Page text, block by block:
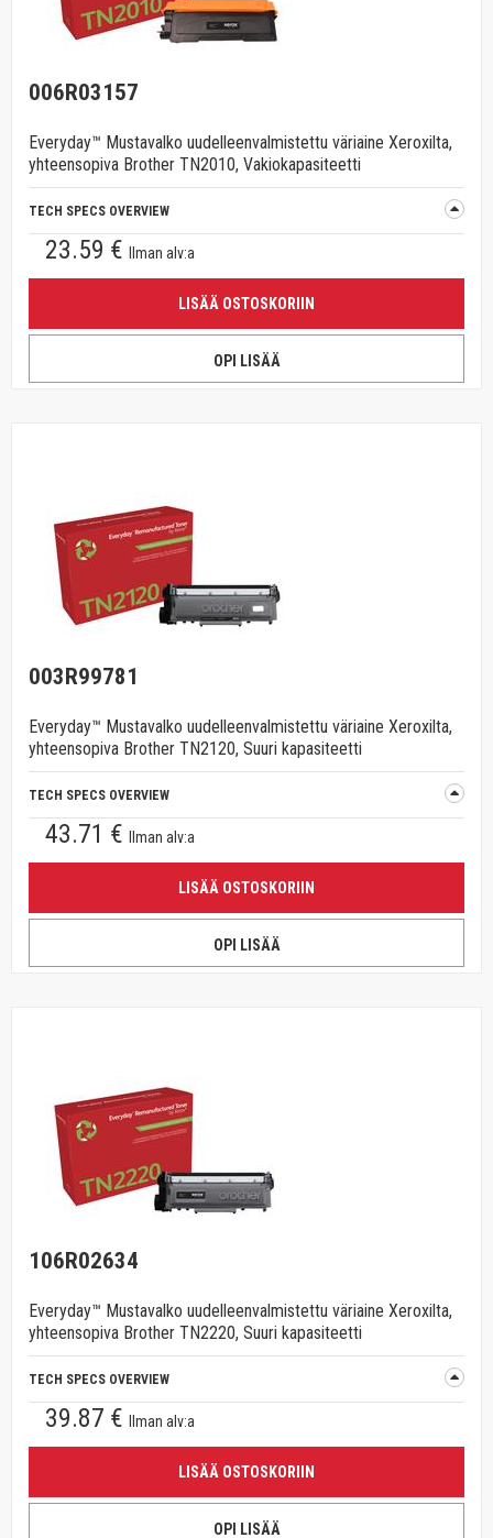
006R03157
Everyday™ Mustavalko uudelleenvalmistettu väriaine Xeroxilta,
yhteensopiva Brother TN2010, Vakiokapasiteetti
TECH SPECS OVERVIEW
23.59 € Ilman alv:a
LISÄÄ OSTOSKORIIN
OPI LISÄÄ
003R99781
Everyday™ Mustavalko uudelleenvalmistettu väriaine Xeroxilta,
yhteensopiva Brother TN2120, Suuri kapasiteetti
TECH SPECS OVERVIEW
43.71 € Ilman alv:a
LISÄÄ OSTOSKORIIN
OPI LISÄÄ
106R02634
Everyday™ Mustavalko uudelleenvalmistettu väriaine Xeroxilta,
yhteensopiva Brother TN2220, Suuri kapasiteetti
TECH SPECS OVERVIEW
39.87 € Ilman alv:a
LISÄÄ OSTOSKORIIN
OPI LISÄÄ